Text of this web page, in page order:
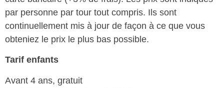
par personne par tour tout compris. Ils sont
continuellement mis à jour de façon à ce que vous
obteniez le prix le plus bas possible.
Tarif enfants
Avant 4 ans, gratuit